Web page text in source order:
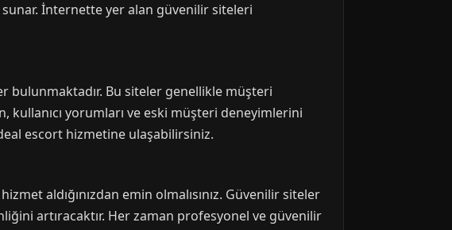
İnternette yer alan güvenilir siteleri
bulunmaktadır. Bu siteler genellikle müşteri
yorumları ve eski müşteri deneyimlerini
escort hizmetine ulaşabilirsiniz.
aldığınızdan emin olmalısınız. Güvenilir siteler
artıracaktır. Her zaman profesyonel ve güvenilir